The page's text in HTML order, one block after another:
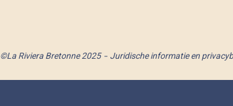
©La Riviera Bretonne 2025 Juridische informatie en